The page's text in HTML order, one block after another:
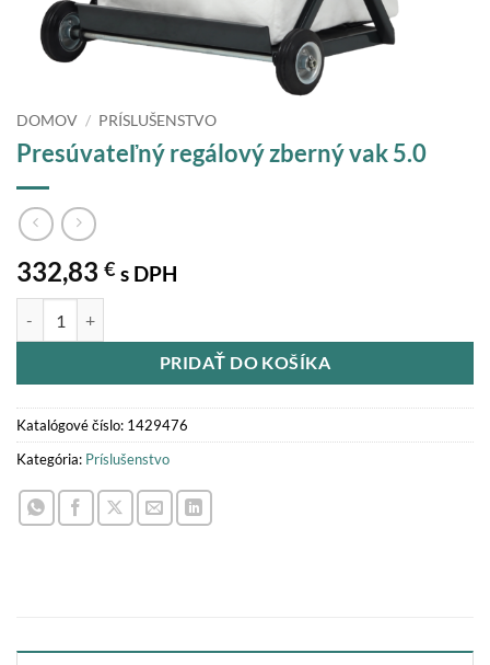
DOMOV / PRÍSLUŠENSTVO
Presúvateľný regálový zberný vak 5.0
332,83 € s DPH
PRIDAŤ DO KOŠÍKA
Katalógové číslo: 1429476
Kategória: Príslušenstvo